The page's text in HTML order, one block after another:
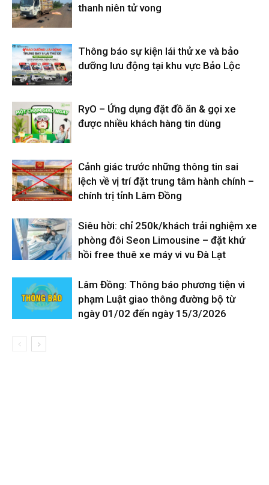
thanh niên tử vong
Thông báo sự kiện lái thử xe và bảo
dưỡng lưu động tại khu vực Bảo Lộc
RyO – Ứng dụng đặt đồ ăn & gọi xe
được nhiều khách hàng tin dùng
Cảnh giác trước những thông tin sai
lệch về vị trí đặt trung tâm hành chính –
chính trị tỉnh Lâm Đồng
Siêu hời: chỉ 250k/khách trải nghiệm xe
phòng đôi Seon Limousine – đặt khứ
hồi free thuê xe máy vi vu Đà Lạt
Lâm Đồng: Thông báo phương tiện vi
phạm Luật giao thông đường bộ từ
ngày 01/02 đến ngày 15/3/2026